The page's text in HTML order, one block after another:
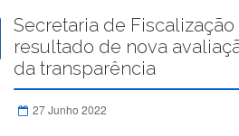
Secretaria de
resultado de nova
da transparência
27 Junho 2022